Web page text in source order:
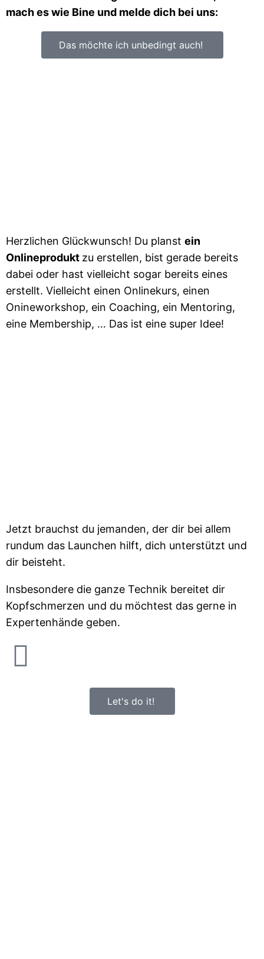
mach es wie Bine und melde dich bei uns:
Das möchte ich unbedingt auch!
Herzlichen Glückwunsch! Du planst ein
Onlineprodukt zu erstellen, bist gerade bereits
dabei oder hast vielleicht sogar bereits eines
erstellt. Vielleicht einen Onlinekurs, einen
Onineworkshop, ein Coaching, ein Mentoring,
eine Membership, … Das ist eine super Idee!
Jetzt brauchst du jemanden, der dir bei allem
rundum das Launchen hilft, dich unterstützt und
dir beisteht.
Insbesondere die ganze Technik bereitet dir
Kopfschmerzen und du möchtest das gerne in
Expertenhände geben.
Let's do it!